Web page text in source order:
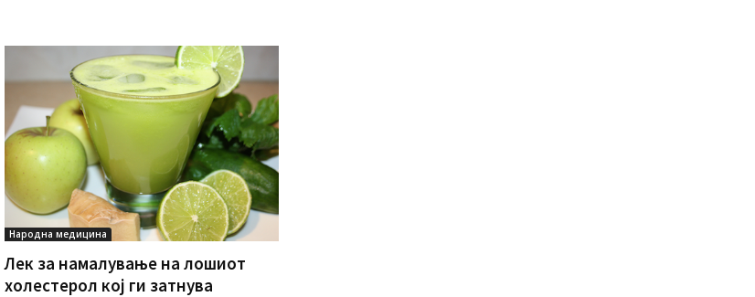
Народна медицина
Лек за намалување на лошиот
холестерол кој ги затнува